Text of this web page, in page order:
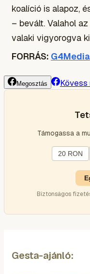
koalíció is alapoz,
– bevált. Valahol
valaki vigyorogva
FORRÁS: G4Media
Megosztás
Támogassa a
20 RON
Biztonságos
Gesta-ajánló: